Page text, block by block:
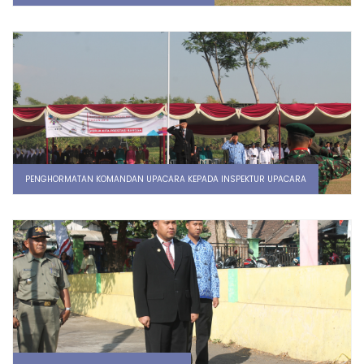
PENGHORMATAN KOMANDAN UPACARA KEPADA INSPEKTUR UPACARA